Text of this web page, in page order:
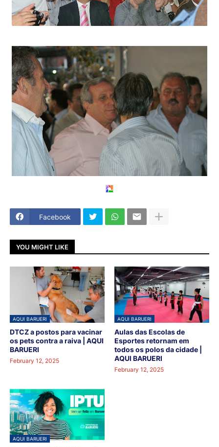
Facebook
YOU MIGHT LIKE
AQUI BARUERI
DTCZ a postos para vacinar
os pets contra a raiva | AQUI
BARUERI
February 12, 2025
AQUI BARUERI
Aulas das Escolas de
Esportes retornam em
todos os polos da cidade |
AQUI BARUERI
February 12, 2025
AQUI BARUERI